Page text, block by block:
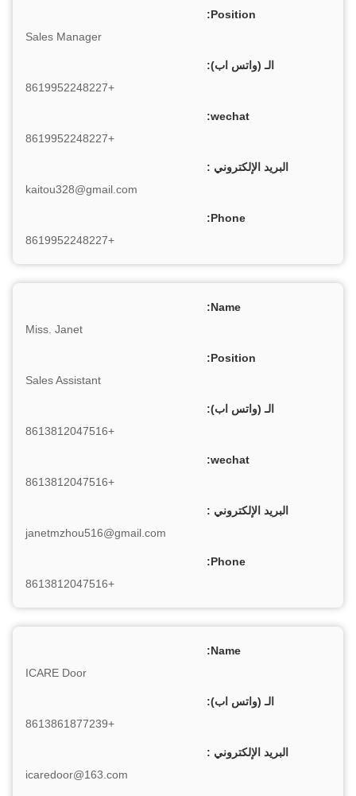
Position:
Sales Manager
الـ (واتس اب):
+8619952248227
wechat:
+8619952248227
البريد الإلكتروني :
kaitou328@gmail.com
Phone:
+8619952248227
Name:
Miss. Janet
Position:
Sales Assistant
الـ (واتس اب):
+8613812047516
wechat:
+8613812047516
البريد الإلكتروني :
janetmzhou516@gmail.com
Phone:
+8613812047516
Name:
ICARE Door
الـ (واتس اب):
+8613861877239
البريد الإلكتروني :
icaredoor@163.com